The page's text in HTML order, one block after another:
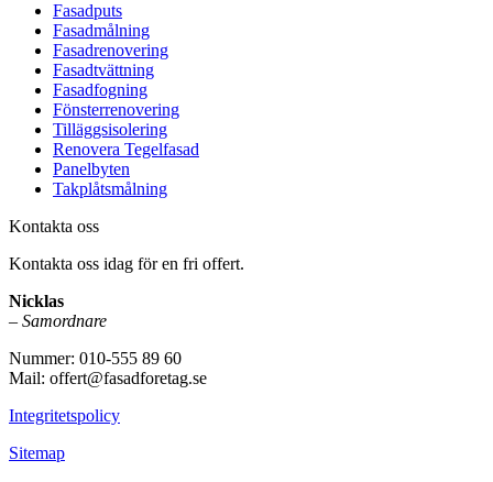
Fasadputs
Fasadmålning
Fasadrenovering
Fasadtvättning
Fasadfogning
Fönsterrenovering
Tilläggsisolering
Renovera Tegelfasad
Panelbyten
Takplåtsmålning
Kontakta oss
Kontakta oss idag för en fri offert.
Nicklas
– Samordnare
Nummer: 010-555 89 60
Mail: offert@fasadforetag.se
Integritetspolicy
Sitemap